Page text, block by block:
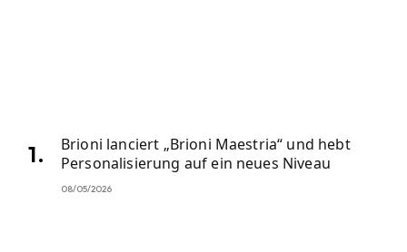
Brioni lanciert „Brioni Maestria“ und hebt
Personalisierung auf ein neues Niveau
08/05/2026